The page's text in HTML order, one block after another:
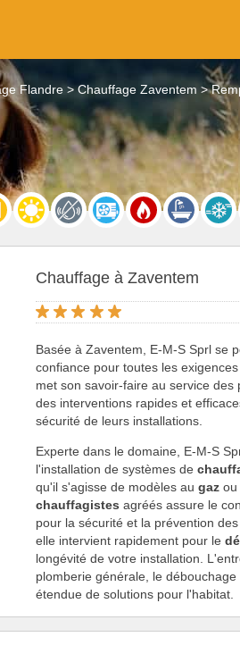
Flandre Chauffage Zaventem
Chauffage à Zaventem
Basée à Zaventem, E-M-S Sprl se
confiance pour toutes les
met son savoir-faire au service
des interventions rapides et
sécurité de leurs installations.
Experte dans le domaine, E-M-S
l'installation de systèmes de
qu'il s'agisse de modèles augaz
chauffagistes agréés assure le
pour la sécurité et la prévention
elle intervient rapidement pour le
longévité de votre installation.
plomberie générale, le
étendue de solutions pour l'habitat.